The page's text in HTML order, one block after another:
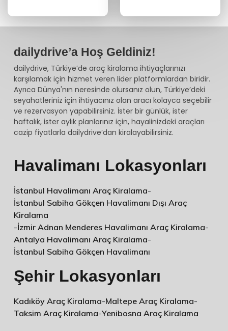
dailydrive’a Hoş Geldiniz!
dailydrive, Türkiye’de araç kiralama ihtiyaçlarınızı
karşılamak için hizmet veren lider platformlardan biridir.
Ayrıca Dünya'nın neresinde olursanız olun, Türkiye’deki
seyahatleriniz için ihtiyacınız olan aracı kolayca seçebilir
ve rezervasyon yapabilirsiniz. İster bir günlük, ister
haftalık, ister aylık planlarınız için, hayalinizdeki araçları
cazip fiyatlarla dailydrive’dan kiralayabilirsiniz.
Havalimanı Lokasyonları
İstanbul Havalimanı Araç Kiralama-
İstanbul Sabiha Gökçen Havalimanı Dışı Araç
Kiralama
-İzmir Adnan Menderes Havalimanı Araç Kiralama-
Antalya Havalimanı Araç Kiralama-
İstanbul Sabiha Gökçen Havalimanı
Şehir Lokasyonları
Kadıköy Araç Kiralama-Maltepe Araç Kiralama-
Taksim Araç Kiralama-Yenibosna Araç Kiralama